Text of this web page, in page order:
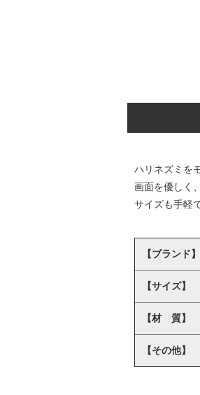
ハリネズミを
画面を優しく
サイズも手軽
【ブランド】
【サイズ】
【材 質】
【その他】